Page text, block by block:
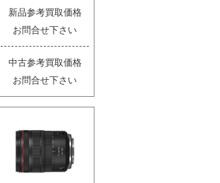
新品参考買取価格
お問合せ下さい
中古参考買取価格
お問合せ下さい